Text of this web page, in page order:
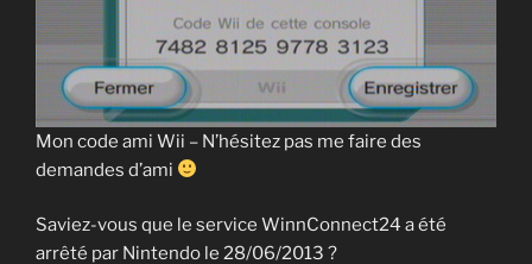
Mon code ami Wii – N’hésitez pas me faire des
demandes d’ami
Saviez-vous que le service WinnConnect24 a été
arrêté par Nintendo le 28/06/2013 ?